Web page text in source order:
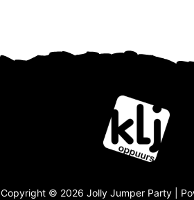
Copyright © 2026 Jolly Jumper Party |